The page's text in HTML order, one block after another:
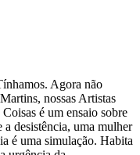
Agora não
nossas Artistas
é um ensaio sobre
a desistência, uma mulher
é uma simulação. Habita